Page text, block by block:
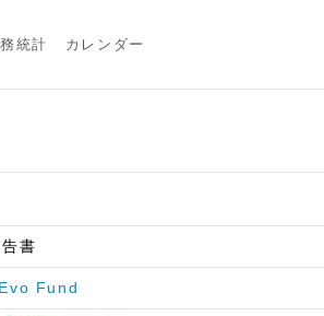
統計 カレンダー
書
Fund